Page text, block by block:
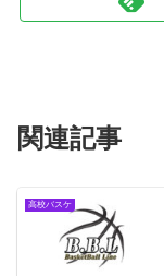
関連記事
高校バスケ